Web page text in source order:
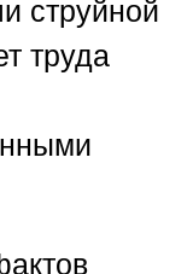
струйной
труда